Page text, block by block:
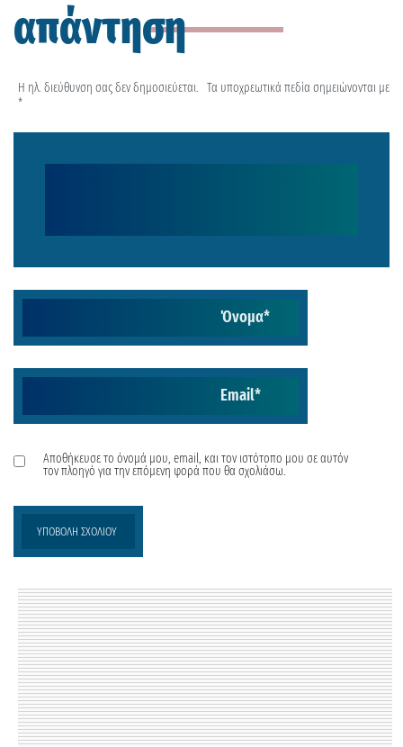
απάντηση
Η ηλ. διεύθυνση σας δεν δημοσιεύεται. Τα υποχρεωτικά πεδία σημειώνονται με
*
Όνομα*
Email*
Αποθήκευσε το όνομά μου, email, και τον ιστότοπο μου σε αυτόν
τον πλοηγό για την επόμενη φορά που θα σχολιάσω.